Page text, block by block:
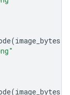
(image_bytes
(image_bytes